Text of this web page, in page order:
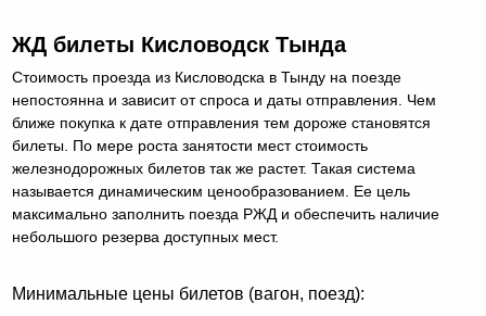
ЖД билеты Кисловодск Тында
Стоимость проезда из Кисловодска в Тынду на поезде
непостоянна и зависит от спроса и даты отправления. Чем
ближе покупка к дате отправления тем дороже становятся
билеты. По мере роста занятости мест стоимость
железнодорожных билетов так же растет. Такая система
называется динамическим ценообразованием. Ее цель
максимально заполнить поезда РЖД и обеспечить наличие
небольшого резерва доступных мест.
Минимальные цены билетов (вагон, поезд):